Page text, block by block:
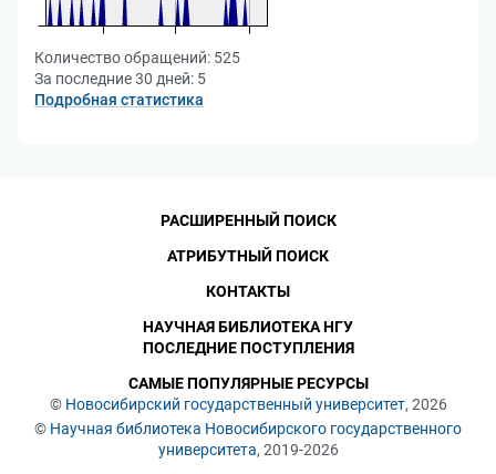
Количество обращений: 525
За последние 30 дней: 5
Подробная статистика
© Новосибирский государственный университет, 2026
© Научная библиотека Новосибирского государственного
университета, 2019-2026
РАСШИРЕННЫЙ ПОИСК
АТРИБУТНЫЙ ПОИСК
КОНТАКТЫ
НАУЧНАЯ БИБЛИОТЕКА НГУ
ПОСЛЕДНИЕ ПОСТУПЛЕНИЯ
САМЫЕ ПОПУЛЯРНЫЕ РЕСУРСЫ